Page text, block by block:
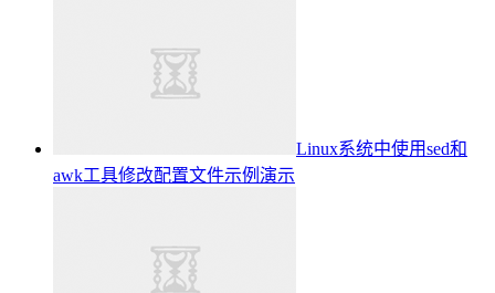
Linux系统中使用sed和
awk工具修改配置文件示例演示